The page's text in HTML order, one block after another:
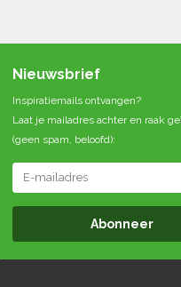
Nieuwsbrief
Inspiratiemails ontvangen?
Laat je mailadres achter en raak
(geen spam, beloofd):
Abonneer